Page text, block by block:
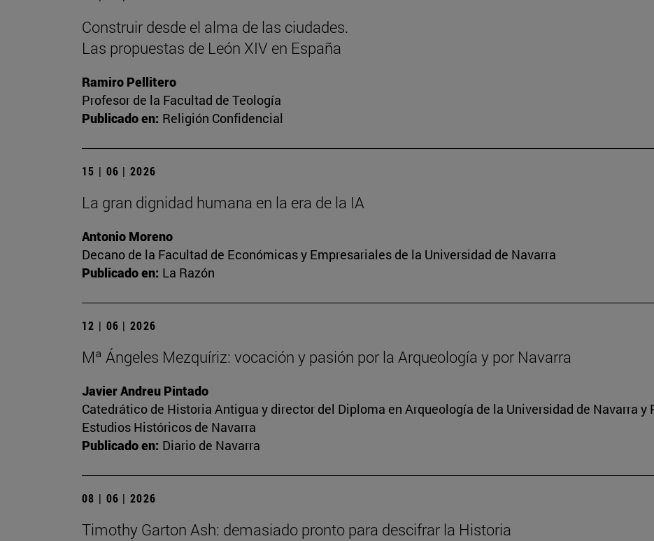
Construir desde el alma de las ciudades.
Las propuestas de León XIV en España
Ramiro Pellitero
Profesor de la Facultad de Teología
Publicado en: Religión Confidencial
15 | 06 | 2026
La gran dignidad humana en la era de la IA
Antonio Moreno
Decano de la Facultad de Económicas y Empresariales de la Universidad de Navarra
Publicado en: La Razón
12 | 06 | 2026
Mª Ángeles Mezquíriz: vocación y pasión por la Arqueología y por Navarra
Javier Andreu Pintado
Catedrático de Historia Antigua y director del Diploma en Arqueología de la Universidad de Navarra y
Estudios Históricos de Navarra
Publicado en: Diario de Navarra
08 | 06 | 2026
Timothy Garton Ash: demasiado pronto para descifrar la Historia